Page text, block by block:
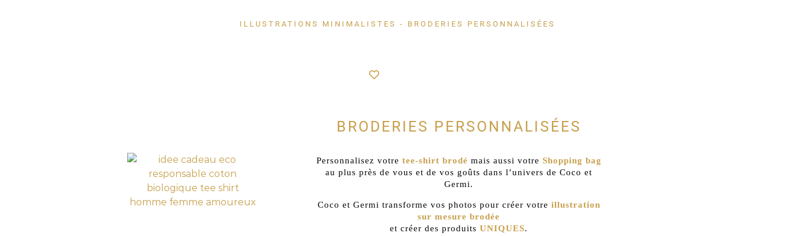
ILLUSTRATIONS MINIMALISTES - BRODERIES PERSONNALISÉES
BRODERIES PERSONNALISÉES
Personnalisez votre tee-shirt brodé mais aussi votre Shopping bag
au plus près de vous et de vos goûts dans l’univers de Coco et
Germi.
Coco et Germi transforme vos photos pour créer votre illustration
sur mesure brodée
et créer des produits UNIQUES.